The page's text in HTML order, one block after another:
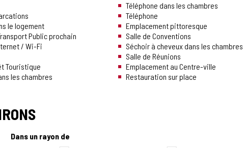
le logement
Public prochain
/ Wi-Fi
Touristique
les chambres
Téléphone dans les chambres
Téléphone
Emplacement pittoresque
Salle de Conventions
Séchoir à cheveux dans les chambres
Salle de Réunions
Emplacement au Centre-ville
Restauration sur place
Dans un rayon de